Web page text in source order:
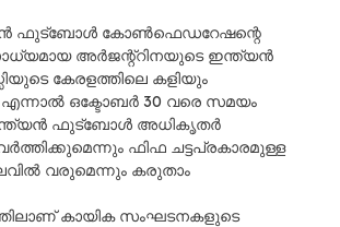
ഫുട്ബോൾ കോൺഫെഡറേഷന്റെ
അർജന്റ്റിനയുടെ ഇന്ത്യൻ
കേരളത്തിലെ കളിയും
ഒക്ടോബർ 30 വരെ സമയം
ഫുട്ബോൾ അധികൃതർ
ഫിഫ ചട്ടപ്രകാരമുള്ള
വരുമെന്നും കരുതാം
കായിക സംഘടനകളുടെ